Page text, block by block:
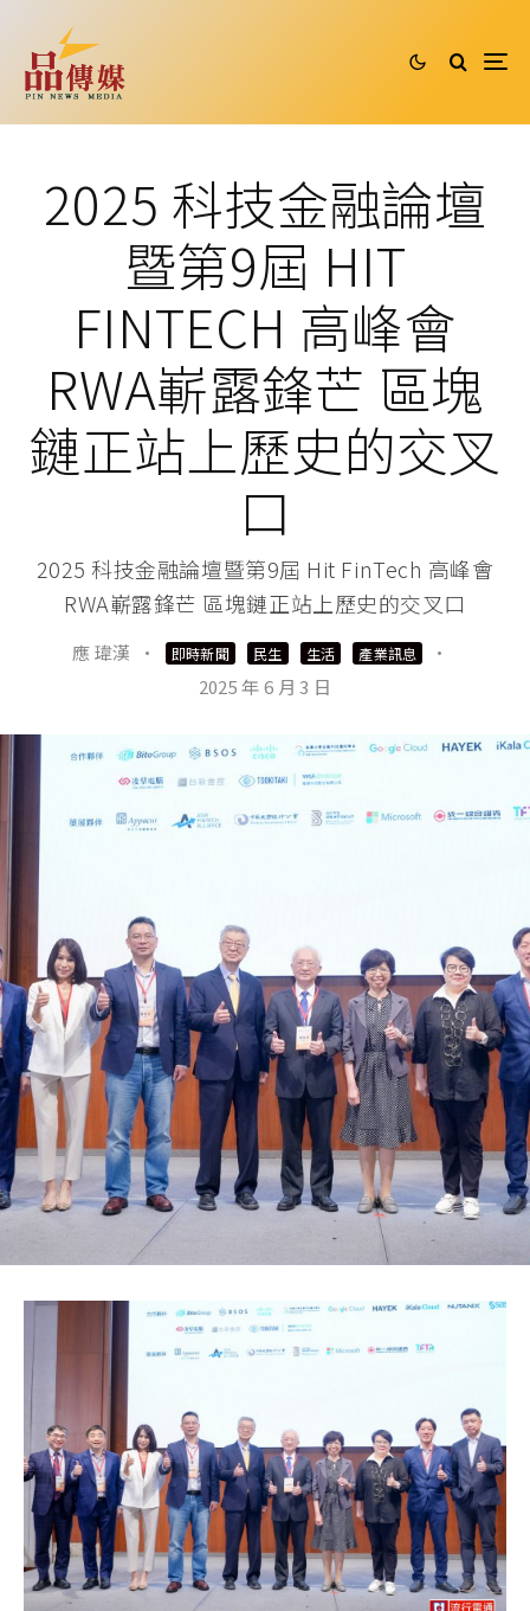
2025 科技金融論壇
暨第9屆 HIT
FINTECH 高峰會
RWA嶄露鋒芒 區塊
鏈正站上歷史的交叉
口
2025 科技金融論壇暨第9屆 Hit FinTech 高峰會
RWA嶄露鋒芒 區塊鏈正站上歷史的交叉口
應 瑋漢 · 即時新聞 民生 生活 產業訊息
·
2025 年 6 月 3 日